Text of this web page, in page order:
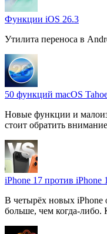
Функции iOS 26.3
Утилита переноса в
50 функций macOS
Новые функции и
стоит обратить
iPhone 17 против iPhone
В четырёх новых iPhone
больше, чем когда-либо.